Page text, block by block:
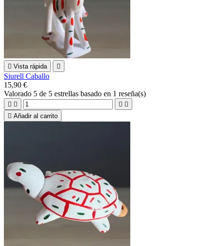
 Vista rápida 
Siurell Caballo
15,90 €
Valorado 5 de 5 estrellas basado en 1 reseña(s)
   
 Añadir al carrito